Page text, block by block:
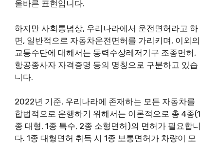
올바른 표현입니다.
하지만 사회통념상, 우리나라에서 운전면허라고 하
면, 일반적으로 자동차운전면허를 가리키며, 이외의
교통수단에 대해서는 동력수상레저기구 조종면허,
항공종사자 자격증명 등의 명칭으로 구분하고 있습
니다.
2022년 기준, 우리나라에 존재하는 모든 자동차를
합법적으로 운행하기 위해서는 이론적으로 총 4종(1
종 대형, 1종 특수, 2종 소형면허)의 면허가 필요합니
다. 1종 대형면허 취득 시 1종 보통면허가 차량이 모